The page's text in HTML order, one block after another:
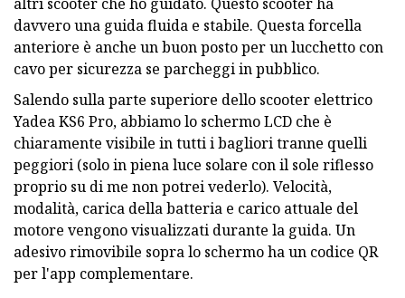
davvero una guida fluida e stabile. Questa forcella
anteriore è anche un buon posto per un lucchetto con
cavo per sicurezza se parcheggi in pubblico.
Salendo sulla parte superiore dello scooter elettrico
Yadea KS6 Pro, abbiamo lo schermo LCD che è
chiaramente visibile in tutti i bagliori tranne quelli
peggiori (solo in piena luce solare con il sole riflesso
proprio su di me non potrei vederlo). Velocità,
modalità, carica della batteria e carico attuale del
motore vengono visualizzati durante la guida. Un
adesivo rimovibile sopra lo schermo ha un codice QR
per l'app complementare.